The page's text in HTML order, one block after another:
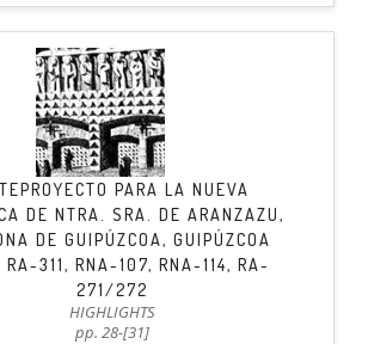
PARA LA NUEVA
DE NTRA. SRA. DE ARANZAZU,
DE GUIPÚZCOA, GUIPÚZCOA
311, RNA-107, RNA-114, RA-
271/272
HIGHLIGHTS
pp. 28-[31]